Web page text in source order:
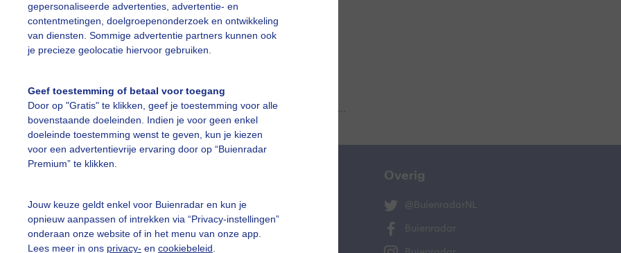
gepersonaliseerde advertenties, advertentie- en
contentmetingen, doelgroepenonderzoek en ontwikkeling
van diensten. Sommige advertentie partners kunnen ook
je precieze geolocatie hiervoor gebruiken.
Geef toestemming of betaal voor toegang
Door op "Gratis" te klikken, geef je toestemming voor alle
bovenstaande doeleinden. Indien je voor geen enkel
doeleinde toestemming wenst te geven, kun je kiezen
voor een advertentievrije ervaring door op “Buienradar
Premium” te klikken.
Jouw keuze geldt enkel voor Buienradar en kun je
opnieuw aanpassen of intrekken via “Privacy-instellingen”
onderaan onze website of in het menu van onze app.
Lees meer in ons privacy- en cookiebeleid
slideshow
Een moment geduld aub...
vragen
De Bilt
Overig
@BuienradarNL
Buienradar